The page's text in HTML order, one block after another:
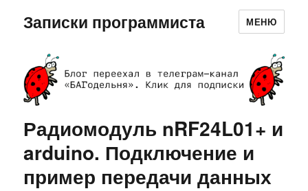
Записки программиста МЕНЮ
Радиомодуль nRF24L01+ и
arduino. Подключение и
пример передачи данных